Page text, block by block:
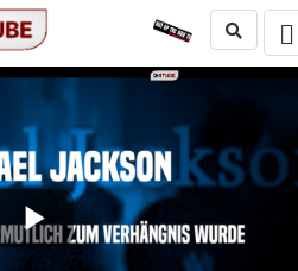
Play